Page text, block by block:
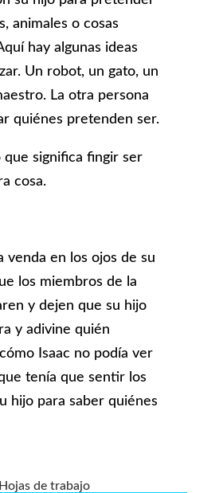
animales o cosas
hay algunas ideas
Un robot, un gato, un
La otra persona
quiénes pretenden ser.
que significa fingir ser
cosa.
venda en los ojos de su
los miembros de la
y dejen que su hijo
y adivine quién
Isaac no podía ver
tenía que sentir los
hijo para saber quiénes
Hojas de trabajo